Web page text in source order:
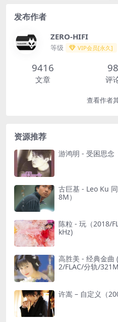
发布作者
ZERO-HIFI
等级 VIP会员[永久]
9416
文章
98
评
查看作者
资源推荐
游鸿明 - 受困思念
古巨基 - Leo Ku
8M）
陈粒 - 玩（2018/
kHz)
高胜美 - 经典金曲
2/FLAC/分轨/321M
许嵩 – 自定义（